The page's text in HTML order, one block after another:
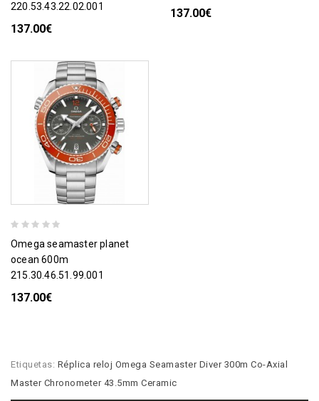
220.53.43.22.02.001
137.00€
137.00€
omega seamaster planet
ocean 600m
215.30.46.51.99.001
137.00€
Etiquetas: Réplica reloj Omega Seamaster Diver 300m Co-Axial
Master Chronometer 43.5mm Ceramic